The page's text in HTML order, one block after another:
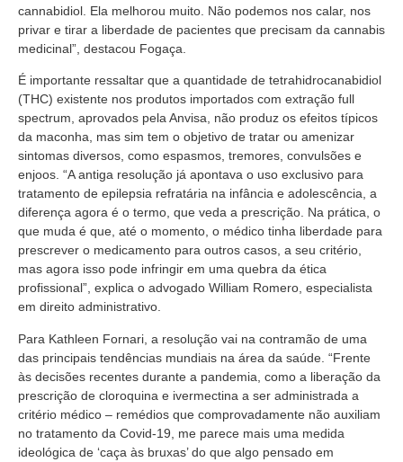
cannabidiol. Ela melhorou muito. Não podemos nos calar, nos
privar e tirar a liberdade de pacientes que precisam da cannabis
medicinal”, destacou Fogaça.
É importante ressaltar que a quantidade de tetrahidrocanabidiol
(THC) existente nos produtos importados com extração full
spectrum, aprovados pela Anvisa, não produz os efeitos típicos
da maconha, mas sim tem o objetivo de tratar ou amenizar
sintomas diversos, como espasmos, tremores, convulsões e
enjoos. “A antiga resolução já apontava o uso exclusivo para
tratamento de epilepsia refratária na infância e adolescência, a
diferença agora é o termo, que veda a prescrição. Na prática, o
que muda é que, até o momento, o médico tinha liberdade para
prescrever o medicamento para outros casos, a seu critério,
mas agora isso pode infringir em uma quebra da ética
profissional”, explica o advogado William Romero, especialista
em direito administrativo.
Para Kathleen Fornari, a resolução vai na contramão de uma
das principais tendências mundiais na área da saúde. “Frente
às decisões recentes durante a pandemia, como a liberação da
prescrição de cloroquina e ivermectina a ser administrada a
critério médico – remédios que comprovadamente não auxiliam
no tratamento da Covid-19, me parece mais uma medida
ideológica de ‘caça às bruxas’ do que algo pensado em